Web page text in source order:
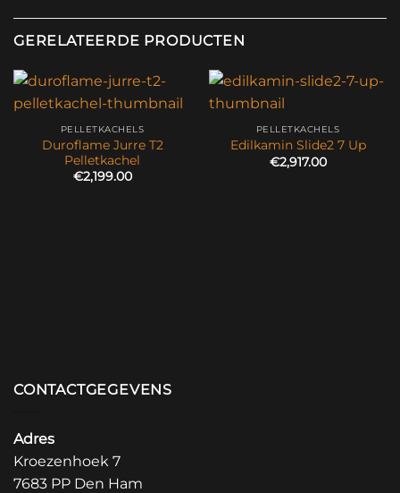
GERELATEERDE PRODUCTEN
PELLETKACHELS
Duroflame Jurre T2
Pelletkachel
€2,199.00
PELLETKACHELS
Edilkamin Slide2 7 Up
€2,917.00
CONTACTGEGEVENS
Adres
Kroezenhoek 7
7683 PP Den Ham